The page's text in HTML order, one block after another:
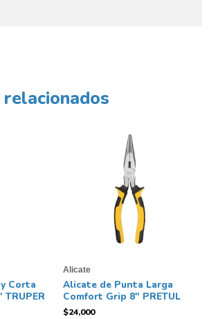
Corta
TRUPER
Alicate
Alicate de Punta Larga
Comfort Grip 8″ PRETUL
$24,000